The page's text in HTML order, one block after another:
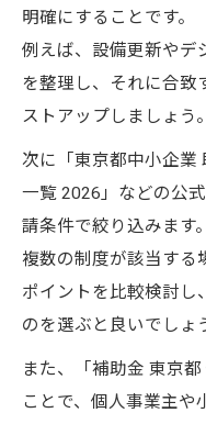
明確にすることです。
例えば、設備更新やデ
を整理し、それに合致
ストアップしましょう。
次に「東京都中小企業
一覧 2026」などの公
請条件で絞り込みます。
複数の制度が該当する
ポイントを比較検討し
のを選ぶと良いでしょ
また、「補助金 東京
ことで、個人事業主や